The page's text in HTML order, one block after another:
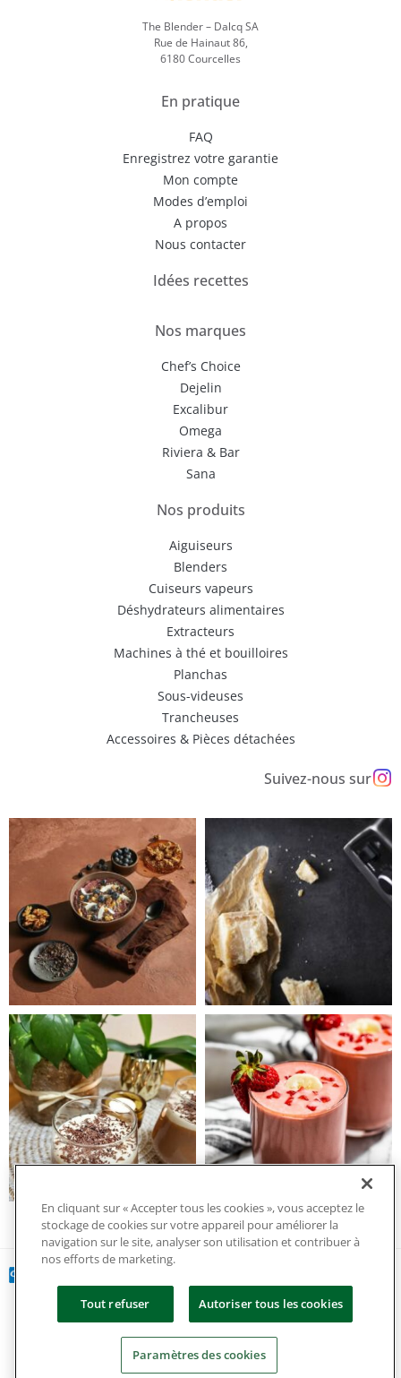
The Blender – Dalcq SA
Rue de Hainaut 86,
6180 Courcelles
En pratique
FAQ
Enregistrez votre garantie
Mon compte
Modes d’emploi
A propos
Nous contacter
Idées recettes
Nos marques
Chef’s Choice
Dejelin
Excalibur
Omega
Riviera & Bar
Sana
Nos produits
Aiguiseurs
Blenders
Cuiseurs vapeurs
Déshydrateurs alimentaires
Extracteurs
Machines à thé et bouilloires
Planchas
Sous-videuses
Trancheuses
Accessoires & Pièces détachées
Suivez-nous sur
Copyright 2024 tous droits réservés.
Politique de confidentialité et de gestion des cookies
En cliquant sur « Accepter tous les cookies », vous acceptez le
stockage de cookies sur votre appareil pour améliorer la
navigation sur le site, analyser son utilisation et contribuer à
nos efforts de marketing.
Tout refuser Autoriser tous les cookies
Paramètres des cookies